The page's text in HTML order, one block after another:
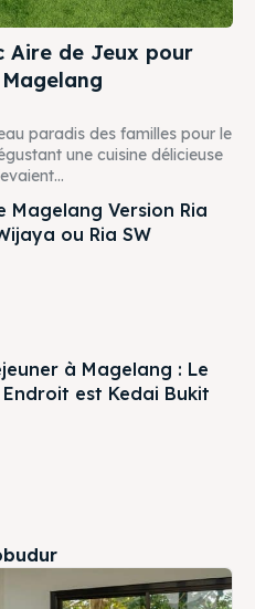
Aire de Jeux pour
paradis des familles pour le
une cuisine délicieuse
Magelang Version Ria
ou Ria SW
à Magelang : Le
Endroit est Kedai Bukit